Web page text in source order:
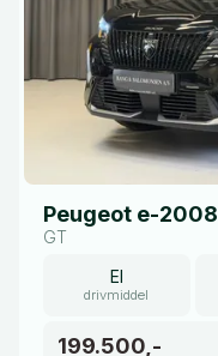
Peugeot e-2008
GT
El
drivmiddel
199.500,-